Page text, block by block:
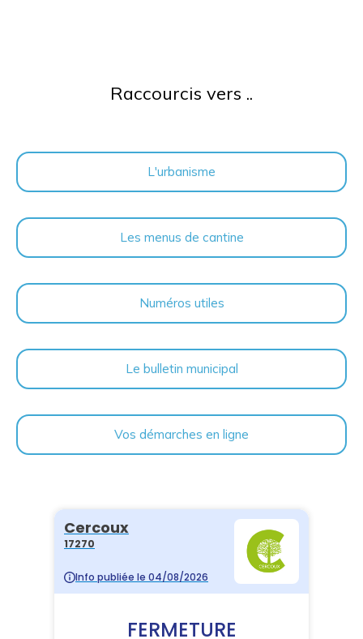
Raccourcis vers ..
L'urbanisme
Les menus de cantine
Numéros utiles
Le bulletin municipal
Vos démarches en ligne